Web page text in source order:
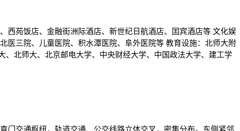
西苑饭店、金融街洲际酒店、新世纪日航酒店、囯宾酒店等 文化娱
医三院、儿童医院、积水潭医院、阜外医院等 教育设施：北师大附
北师大、北京邮电大学、中央财经大学、中国政法大学、建工学
门交通枢纽，轨道交通、公交线路立体交叉，密集分布。东侧紧邻